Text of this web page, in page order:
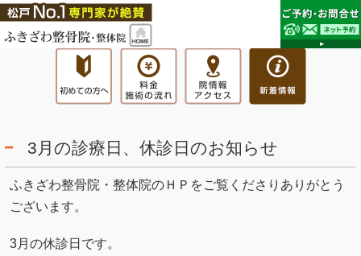
3月の診療日、休診日のお知らせ
ふきざわ整骨院・整体院のＨＰをご覧くださりありがとう
ございます。
3月の休診日です。